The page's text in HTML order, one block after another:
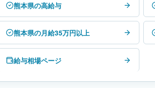
熊本県の高給与
熊本県の月給35万円以上
給与相場ページ